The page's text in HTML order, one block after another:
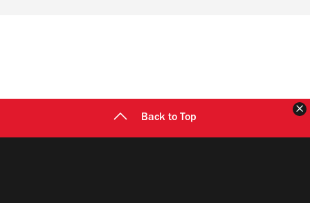
Back to Top